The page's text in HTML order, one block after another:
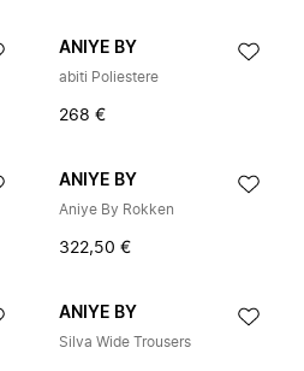
ANIYE BY
abiti Poliestere
268 €
ANIYE BY
Aniye By Rokken
322,50 €
ANIYE BY
Silva Wide Trousers